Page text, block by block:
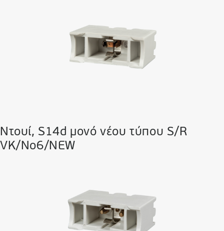
Ντουί, S14d μονό νέου τύπου S/R
VK/No6/NEW